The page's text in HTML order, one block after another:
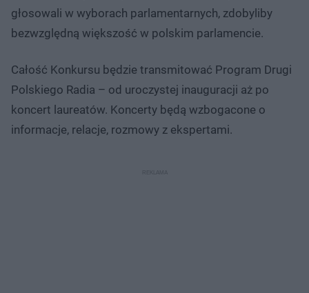
głosowali w wyborach parlamentarnych, zdobyliby
bezwzględną większość w polskim parlamencie.
Całość Konkursu będzie transmitować Program Drugi
Polskiego Radia – od uroczystej inauguracji aż po
koncert laureatów. Koncerty będą wzbogacone o
informacje, relacje, rozmowy z ekspertami.